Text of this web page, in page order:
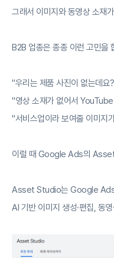
그래서 이미지와 동영상 소재
B2B 업종은 종종 이런 고민을
"우리는 제품 사진이 없는데요
"영상 소재가 없어서
"서비스업이라 보여줄 이미지
이럴 때 Google Ads의
Asset Studio는 Google Ads
AI 기반 이미지 생성·편집, 동